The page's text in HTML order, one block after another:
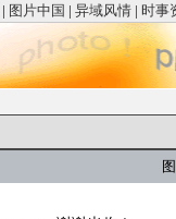
| 图片中国 | 异域风情 | 时事
图